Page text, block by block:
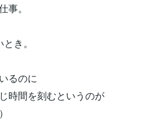
事。
き。
るのに
時間を刻むというのが